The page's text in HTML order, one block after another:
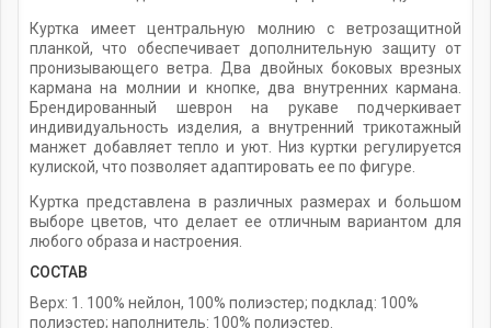
Куртка имеет центральную молнию с ветрозащитной
планкой, что обеспечивает дополнительную защиту от
пронизывающего ветра. Два двойных боковых врезных
кармана на молнии и кнопке, два внутренних кармана.
Брендированный шеврон на рукаве подчеркивает
индивидуальность изделия, а внутренний трикотажный
манжет добавляет тепло и уют. Низ куртки регулируется
кулиской, что позволяет адаптировать ее по фигуре.
Куртка представлена в различных размерах и большом
выборе цветов, что делает ее отличным вариантом для
любого образа и настроения.
СОСТАВ
Верх: 1. 100% нейлон, 100% полиэстер; подклад: 100%
полиэстер; наполнитель: 100% полиэстер.